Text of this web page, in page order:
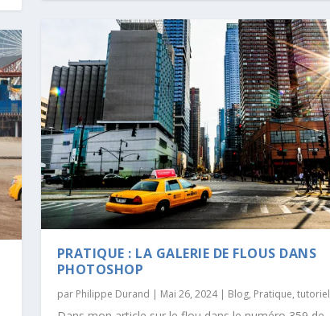
PRATIQUE : LA GALERIE DE FLOUS DANS
PHOTOSHOP
par Philippe Durand | Mai 26, 2024| Blog, Pratique, tutoriel